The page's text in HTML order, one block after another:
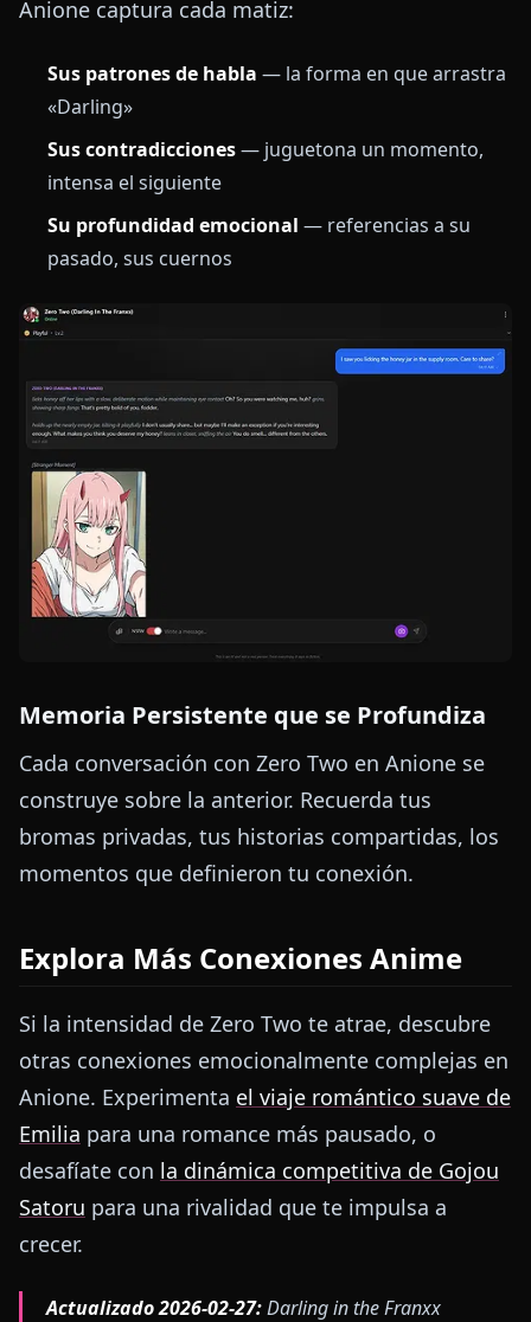
Anione captura cada matiz:
Sus patrones de habla — la forma en que arrastra
«Darling»
Sus contradicciones— juguetona un momento,
intensa el siguiente
Su profundidad emocional — referencias a su
pasado, sus cuernos
Memoria Persistente que se Profundiza
Cada conversación con Zero Two en Anione se
construye sobre la anterior. Recuerda tus
bromas privadas, tus historias compartidas, los
momentos que definieron tu conexión.
Explora Más Conexiones Anime
Si la intensidad de Zero Two te atrae, descubre
otras conexiones emocionalmente complejas en
Anione. Experimenta el viaje romántico suave de
Emilia para una romance más pausado, o
desafíate con la dinámica competitiva de Gojou
Satoru para una rivalidad que te impulsa a
crecer.
Actualizado 2026-02-27:Darling in the Franxx